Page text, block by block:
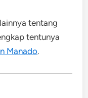
tentang
tentunya
Manado.